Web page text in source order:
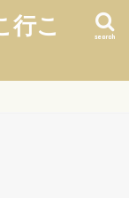
行こ
search